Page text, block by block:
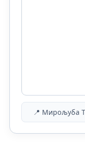
📍 Мирољуба